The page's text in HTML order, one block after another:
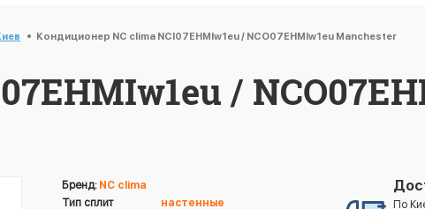
Кондиционер NC clima NCI07EHMIw1eu / NCO07EHMIw1eu Manchester
/
Бренд: NC clima
Тип сплит
настенные
По